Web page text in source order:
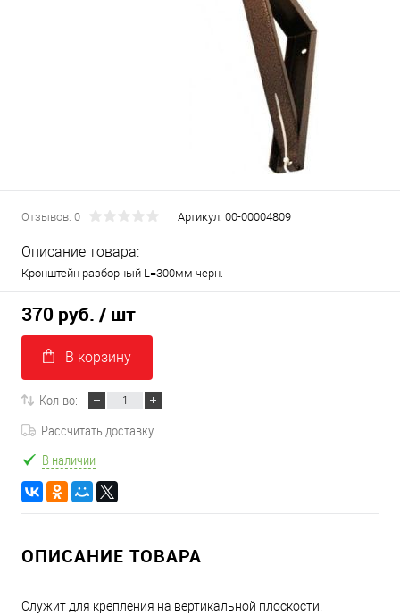
Отзывов: 0 Артикул: 00-00004809
Описание товара:
Кронштейн разборный L=300мм черн.
370 руб. / шт
В корзину
Кол-во:
Рассчитать доставку
В наличии
ОПИСАНИЕ ТОВАРА
Служит для крепления на вертикальной плоскости.